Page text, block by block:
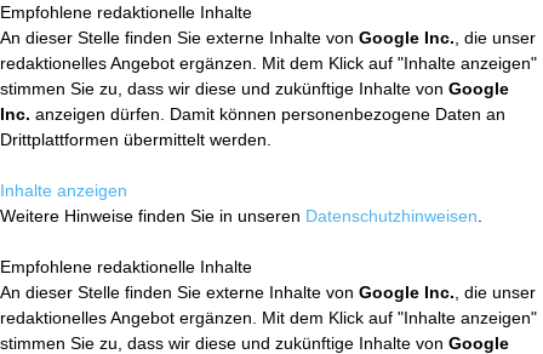
Empfohlene redaktionelle Inhalte
An dieser Stelle finden Sie externe Inhalte von Google Inc. , die unser
redaktionelles Angebot ergänzen. Mit dem Klick auf "Inhalte anzeigen"
stimmen Sie zu, dass wir diese und zukünftige Inhalte von Google
Inc. anzeigen dürfen. Damit können personenbezogene Daten an
Drittplattformen übermittelt werden.
Inhalte anzeigen
Weitere Hinweise finden Sie in unseren Datenschutzhinweisen
Empfohlene redaktionelle Inhalte
An dieser Stelle finden Sie externe Inhalte von Google Inc. , die unser
redaktionelles Angebot ergänzen. Mit dem Klick auf "Inhalte anzeigen"
stimmen Sie zu, dass wir diese und zukünftige Inhalte von Google